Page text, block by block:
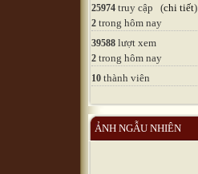
25974 truy cập (chi tiết)
2 trong hôm nay
39588 lượt xem
2 trong hôm nay
10 thành viên
ẢNH NGẪU NHIÊN